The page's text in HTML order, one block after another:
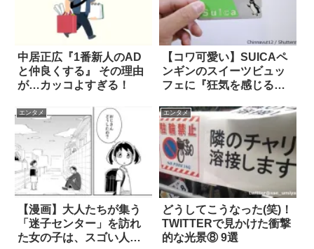
中居正広『1番新人のAD
と仲良くする』 その理由
が…カッコよすぎる！
【コワ可愛い】SUICAペ
ンギンのスイーツビュッ
フェに『狂気を感じる』
エンタメ
【漫画】大人たちが集う
「迷子センター」を訪れ
た女の子は、スゴい人と
エンタメ
どうしてこうなった(笑)！
TWITTERで見かけた衝撃
的な光景⑧ 9選